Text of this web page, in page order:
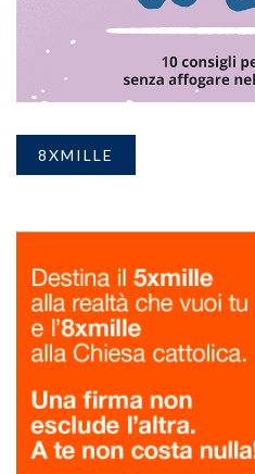
8XMILLE